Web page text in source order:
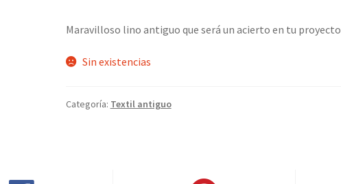
Maravilloso lino antiguo que será un acierto en tu proyecto
Sin existencias
Categoría: Textil antiguo